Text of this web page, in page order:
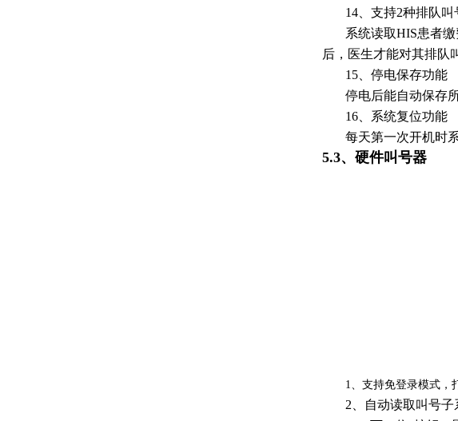
14、支持2种排队叫
系统读取HIS患者
后，医生才能对其排队
15、停电保存功能
停电后能自动保存
16、系统复位功能
每天第一次开机时
5.3、硬件叫号器
1、支持免登录模式，
2、自动读取叫号